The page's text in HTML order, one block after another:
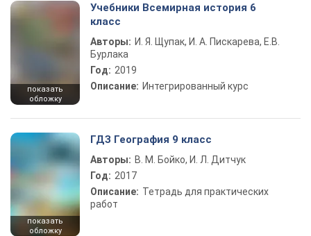
показать
обложку
Учебники Всемирная история 6
класс
Авторы: И. Я. Щупак, И. А. Пискарева, Е.В.
Бурлака
Год: 2019
Описание: Интегрированный курс
показать
обложку
ГДЗ География 9 класс
Авторы: В. М. Бойко, И. Л. Дитчук
Год: 2017
Описание: Тетрадь для практических
работ